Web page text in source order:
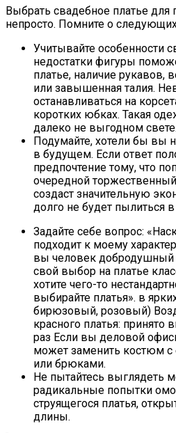
Выбрать свадебное платье
непросто. Помните о
Учитывайте особенности
недостатки фигуры
платье, наличие рукавов,
или завышенная талия.
останавливаться на
коротких юбках. Такая
далеко не выгодном свете.
Подумайте, хотели бы вы
в будущем. Если ответ
предпочтение тому, что
очередной
создаст значительную
долго не будет пылиться
Задайте себе вопрос:
подходит к моему
вы человек добродушный
свой выбор на платье
хотите чего-то
выбирайте платья». в
бирюзовый, розовый)
красного платья:
раз Если вы деловой
может заменить костюм с
или брюками.
Не пытайтесь выглядеть
радикальные попытки
струящегося платья,
длины.